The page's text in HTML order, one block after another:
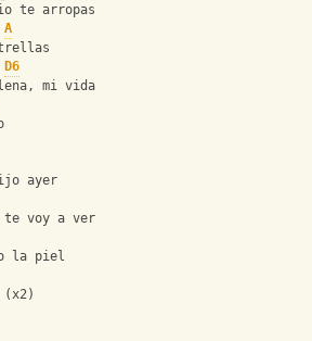
te arropas
A
D6
mi vida
ayer
te voy a ver
la piel
(x2)